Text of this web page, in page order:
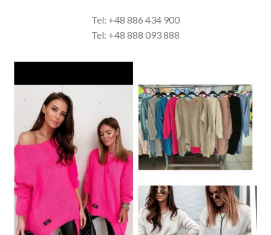
Tel: +48 886 434 900
Tel: +48 888 093 888